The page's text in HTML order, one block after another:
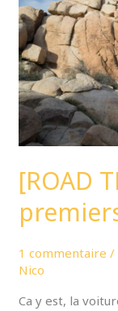
[ROAD
1 commentaire /
Nico
Ca y est, la
Les
premiers
parcs